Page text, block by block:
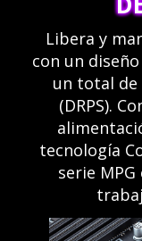
Libera y
con un
un total de
(DRPS).
tecnología
serie